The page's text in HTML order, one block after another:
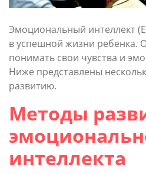
Эмоциональный интеллект
в успешной жизни ребенка.
понимать свои чувства и
Ниже представлены
развитию.
Методы
интеллекта